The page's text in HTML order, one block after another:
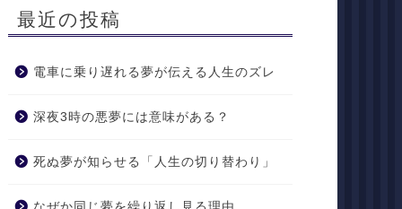
最近の投稿
電車に乗り遅れる夢が伝える人生のズレ
深夜3時の悪夢には意味がある？
死ぬ夢が知らせる「人生の切り替わり」